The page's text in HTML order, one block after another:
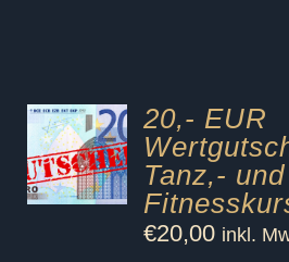
20,- EUR
Tanz,- und
€20,00 inkl.